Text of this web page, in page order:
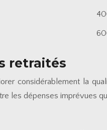
retraités
considérablement la
les dépenses imprévues